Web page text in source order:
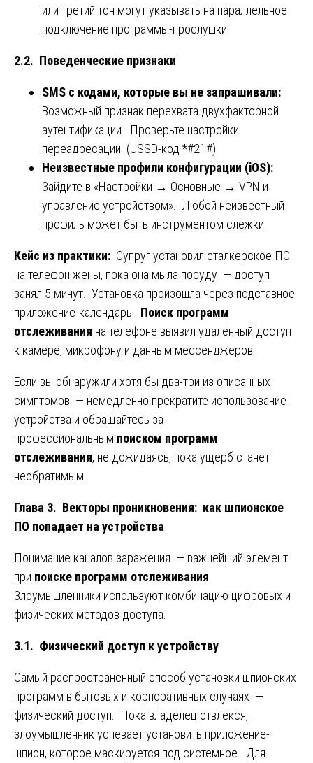
или третий тон могут указывать на параллельное
подключение программы-прослушки.
2.2. Поведенческие признаки
SMS с кодами, которые вы не запрашивали:
Возможный признак перехвата двухфакторной
аутентификации. Проверьте настройки
переадресации (USSD-код *#21#).
Неизвестные профили конфигурации (iOS):
Зайдите в «Настройки → Основные → VPN и
управление устройством». Любой неизвестный
профиль может быть инструментом слежки.
Кейс из практики: Супруг установил сталкерское ПО
на телефон жены, пока она мыла посуду — доступ
занял 5 минут. Установка произошла через подставное
приложение-календарь. Поиск программ
отслеживания на телефоне выявил удалённый доступ
к камере, микрофону и данным мессенджеров.
Если вы обнаружили хотя бы два-три из описанных
симптомов — немедленно прекратите использование
устройства и обращайтесь за
профессиональным поиском программ
отслеживания, не дожидаясь, пока ущерб станет
необратимым.
Глава 3. Векторы проникновения: как шпионское
ПО попадает на устройства
Понимание каналов заражения — важнейший элемент
при поиске программ отслеживания
Злоумышленники используют комбинацию цифровых и
физических методов доступа.
3.1. Физический доступ к устройству
Самый распространенный способ установки шпионских
программ в бытовых и корпоративных случаях —
физический доступ. Пока владелец отвлекся,
злоумышленник успевает установить приложение-
шпион, которое маскируется под системное. Для